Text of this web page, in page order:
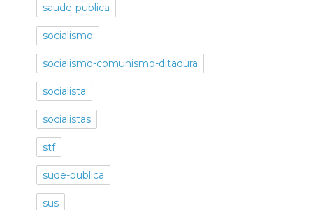
saude-publica
socialismo
socialismo-comunismo-ditadura
socialista
socialistas
stf
sude-publica
sus